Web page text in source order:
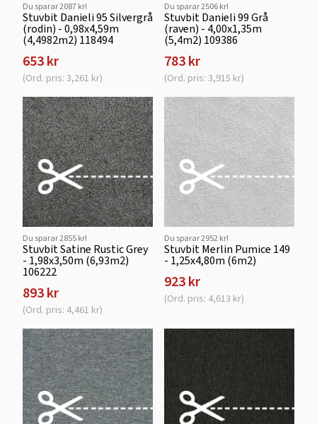
Du sparar 2087 kr!
Stuvbit Danieli 95 Silvergrå
(rodin) - 0,98x4,59m
(4,4982m2) 118494
653 kr
(Ord. pris: 3,261 kr)
Du sparar 2506 kr!
Stuvbit Danieli 99 Grå
(raven) - 4,00x1,35m
(5,4m2) 109386
783 kr
(Ord. pris: 3,915 kr)
Du sparar 2855 kr!
Stuvbit Satine Rustic Grey
- 1,98x3,50m (6,93m2)
106222
893 kr
(Ord. pris: 4,461 kr)
Du sparar 2952 kr!
Stuvbit Merlin Pumice 149
- 1,25x4,80m (6m2)
923 kr
(Ord. pris: 4,613 kr)